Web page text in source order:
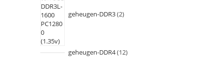
geheugen-DDR3 2
geheugen-DDR4 12